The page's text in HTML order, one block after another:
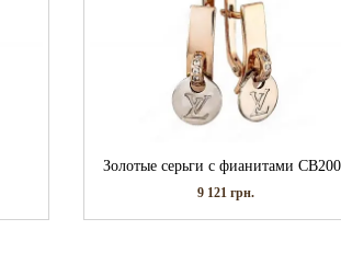
Золотые серьги с фианитами
9 121 грн.